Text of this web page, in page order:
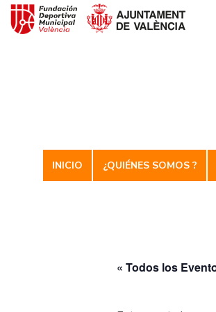
Voluntariado
INICIO ¿QUIÉNES SOMOS ?
« Todos los